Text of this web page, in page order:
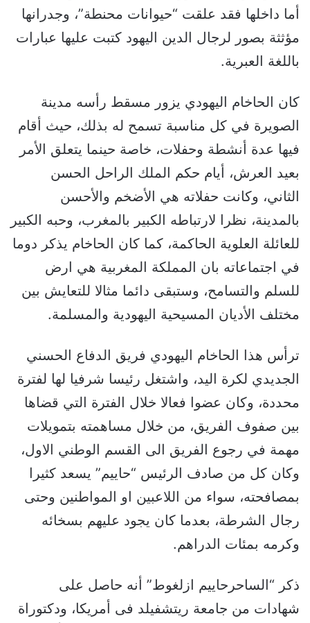
أما داخلها فقد علقت “حيوانات محنطة”، وجدرانها
مؤثثة بصور لرجال الدين اليهود كتبت عليها عبارات
باللغة العبرية.
كان الحاخام اليهودي يزور مسقط رأسه مدينة
الصويرة في كل مناسبة تسمح له بذلك، حيث أقام
فيها عدة أنشطة وحفلات، خاصة حينما يتعلق الأمر
بعيد العرش، أيام حكم الملك الراحل الحسن
الثاني، وكانت حفلاته هي الأضخم والأحسن
بالمدينة، نظرا لارتباطه الكبير بالمغرب، وحبه الكبير
للعائلة العلوية الحاكمة، كما كان الحاخام يذكر دوما
في اجتماعاته بان المملكة المغربية هي ارض
للسلم والتسامح، وستبقى دائما مثالا للتعايش بين
مختلف الأديان المسيحية اليهودية والمسلمة.
ترأس هذا الحاخام اليهودي فريق الدفاع الحسني
الجديدي لكرة اليد، واشتغل رئيسا شرفيا لها لفترة
محددة، وكان عضوا فعالا خلال الفترة التي قضاها
بين صفوف الفريق، من خلال مساهمته بتمويلات
مهمة في رجوع الفريق الى القسم الوطني الاول،
وكان كل من صادف الرئيس “حاييم” يسعد كثيرا
بمصافحته، سواء من اللاعبين او المواطنين وحتى
رجال الشرطة، بعدما كان يجود عليهم بسخائه
وكرمه بمئات الدراهم.
ذكر “الساحرحاييم ازلغوط” أنه حاصل على
شهادات من جامعة ريتشفيلد فى أمريكا، ودكتوراة